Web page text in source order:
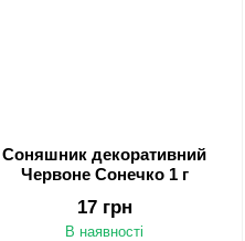
Соняшник декоративний
Червоне Сонечко 1 г
17 грн
В наявності